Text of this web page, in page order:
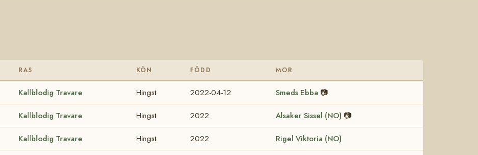
RAS KÖN FÖDD MOR
Kallblodig Travare Hingst 2022-04-12 Smeds Ebba 📷
Kallblodig Travare Hingst 2022 Alsaker Sissel (NO) 📷
Kallblodig Travare Hingst 2022 Rigel Viktoria (NO)